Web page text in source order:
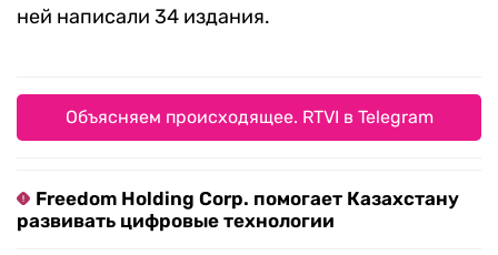
ней написали 34 издания.
Объясняем происходящее. RTVI в Telegram
Freedom Holding Corp. помогает Казахстану
развивать цифровые технологии